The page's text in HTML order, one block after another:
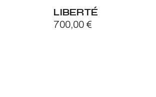
LIBERTÉ
700,00 €